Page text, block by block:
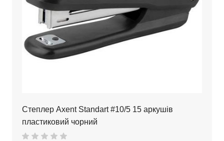
Степлер Axent Standart #10/5 15 аркушів
пластиковий чорний